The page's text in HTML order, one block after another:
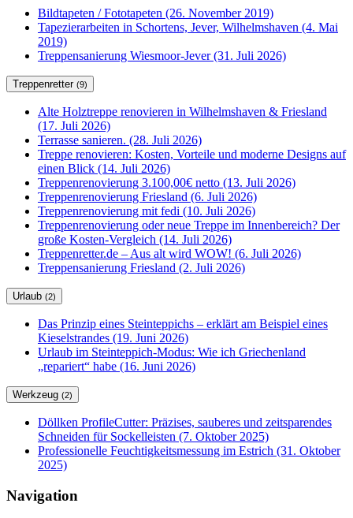
Bildtapeten / Fototapeten (26. November 2019)
Tapezierarbeiten in Schortens, Jever, Wilhelmshaven (4. Mai
2019)
Treppensanierung Wiesmoor-Jever (31. Juli 2026)
Treppenretter (9)
Alte Holztreppe renovieren in Wilhelmshaven & Friesland
(17. Juli 2026)
Terrasse sanieren. (28. Juli 2026)
Treppe renovieren: Kosten, Vorteile und moderne Designs auf
einen Blick (14. Juli 2026)
Treppenrenovierung 3.100,00€ netto (13. Juli 2026)
Treppenrenovierung Friesland (6. Juli 2026)
Treppenrenovierung mit fedi (10. Juli 2026)
Treppenrenovierung oder neue Treppe im Innenbereich? Der
große Kosten-Vergleich (14. Juli 2026)
Treppenretter.de – Aus alt wird WOW! (6. Juli 2026)
Treppensanierung Friesland (2. Juli 2026)
Urlaub (2)
Das Prinzip eines Steinteppichs – erklärt am Beispiel eines
Kieselstrandes (19. Juni 2026)
Urlaub im Steinteppich-Modus: Wie ich Griechenland
„repariert“ habe (16. Juni 2026)
Werkzeug (2)
Döllken ProfileCutter: Präzises, sauberes und zeitsparendes
Schneiden für Sockelleisten (7. Oktober 2025)
Professionelle Feuchtigkeitsmessung im Estrich (31. Oktober
2025)
Navigation